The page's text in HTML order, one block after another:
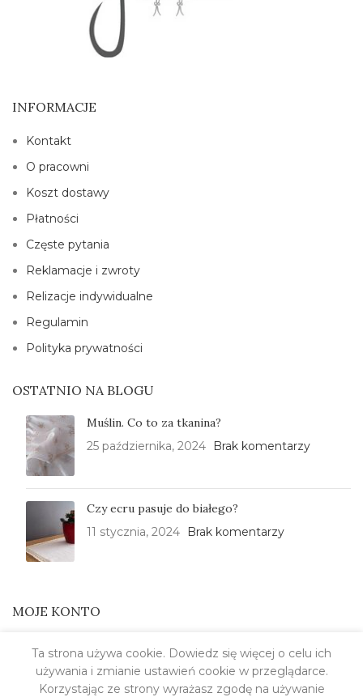
INFORMACJE
Kontakt
O pracowni
Koszt dostawy
Płatności
Częste pytania
Reklamacje i zwroty
Relizacje indywidualne
Regulamin
Polityka prywatności
OSTATNIO NA BLOGU
Muślin. Co to za tkanina?
25 października, 2024
Brak komentarzy
Czy ecru pasuje do białego?
11 stycznia, 2024
Brak komentarzy
MOJE KONTO
Please,
Ta strona używa cookie. Dowiedz się więcej o celu ich
używania i zmianie ustawień cookie w przeglądarce.
Korzystając ze strony wyrażasz zgodę na używanie